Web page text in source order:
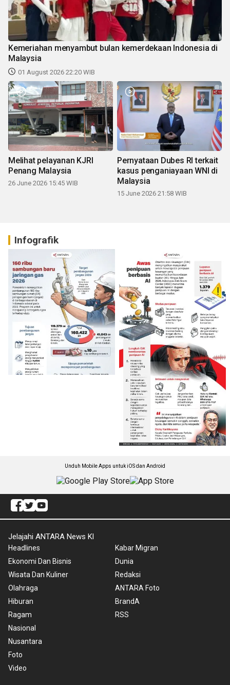
Kemeriahan menyambut bulan kemerdekaan Indonesia di
Malaysia
01 August 2026 22:20 WIB
Melihat pelayanan KJRI
Penang Malaysia
26 June 2026 15:45 WIB
Pernyataan Dubes RI terkait
kasus penganiayaan WNI di
Malaysia
15 June 2026 21:58 WIB
Infografik
Unduh Mobile Apps untuk iOS dan Android
Jelajahi ANTARA News Kl
Headlines
Ekonomi Dan Bisnis
Wisata Dan Kuliner
Olahraga
Hiburan
Ragam
Nasional
Nusantara
Foto
Video
Kabar Migran
Dunia
Redaksi
ANTARA Foto
BrandA
RSS